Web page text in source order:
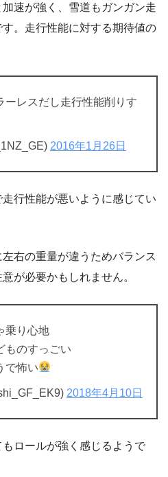
速が強く、雪道もガンガン走
。走行性能に対する期待値の
ーレスだし走行性能削りす
2016年1月26日
行性能が悪いように感じてい
右の重量が違うためバランス
が必要かもしれません。
乗り心地
ものすっごい
で怖い
2018年4月10日
ロールが強く感じるようで